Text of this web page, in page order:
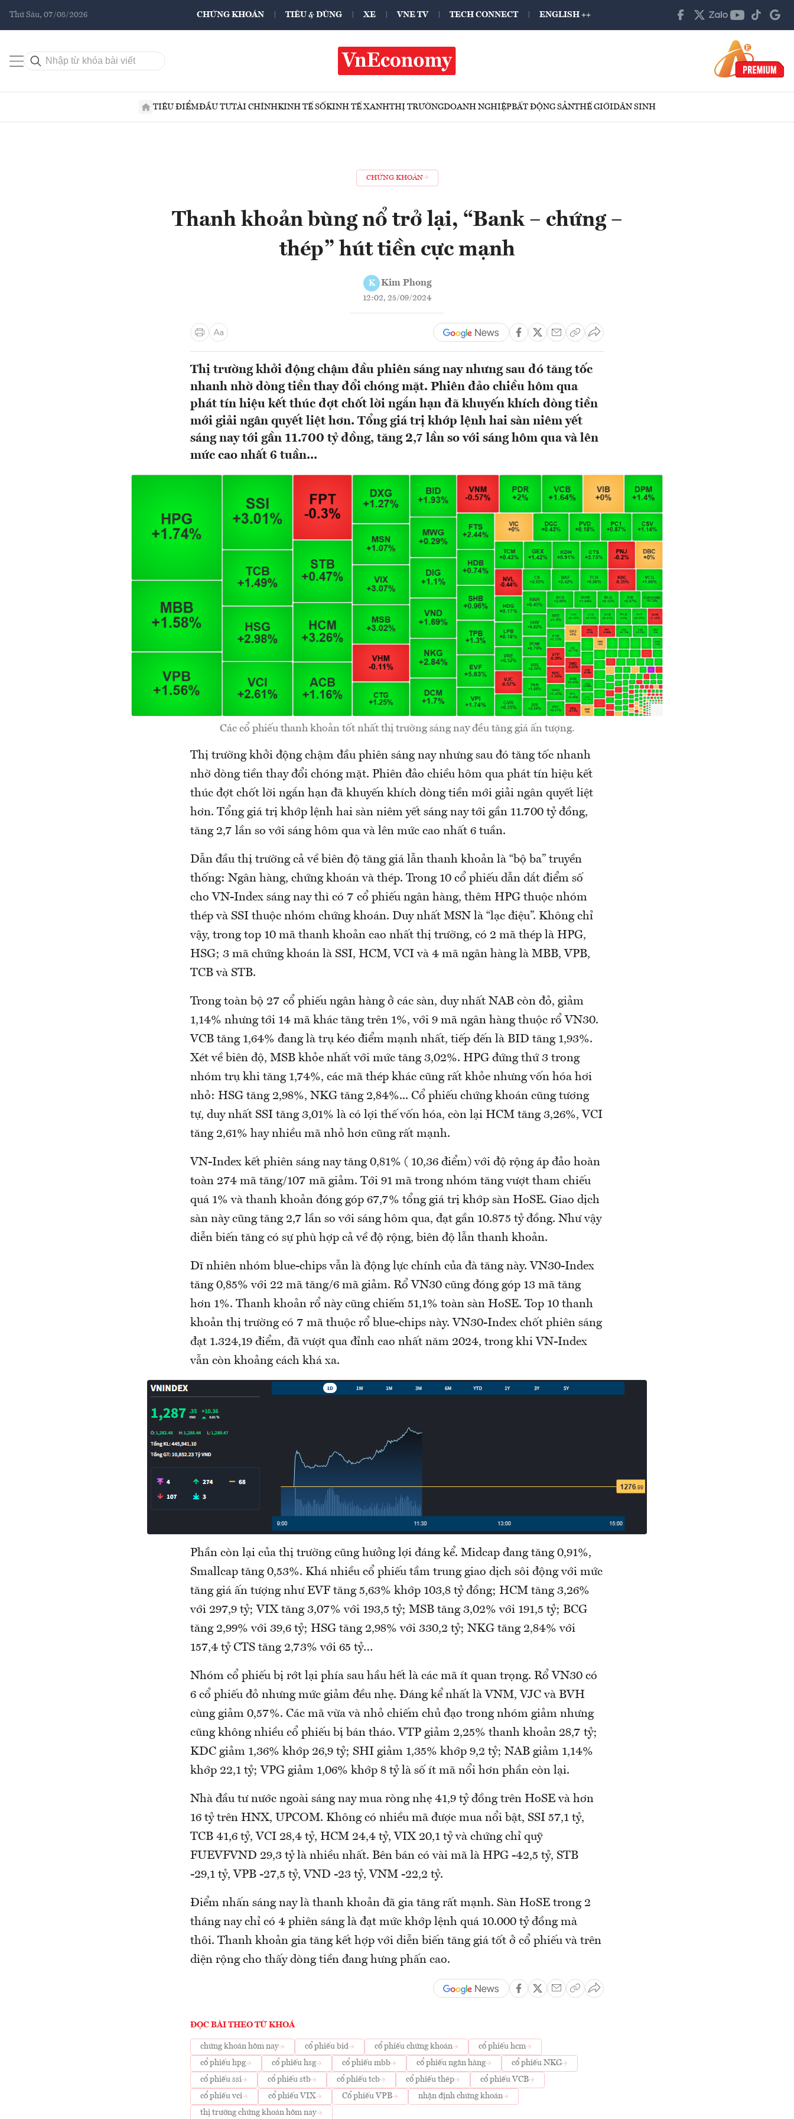
Thứ Sáu, 07/08/2026 CHỨNG KHOÁN TIÊU & DÙNG XE VNE TV TECH CONNECT ENGLISH ++
TIÊU ĐIỂMĐẦU TƯTÀI CHÍNHKINH TẾ SỐKINH TẾ XANHTHỊ TRƯỜNGDOANH NGHIỆPBẤT ĐỘNG SẢNTHẾ GIỚIDÂN SINH
CHỨNG KHOÁN
Thanh khoản bùng nổ trở lại, “Bank – chứng –
thép” hút tiền cực mạnh
K Kim Phong
12:02, 25/09/2024
Thị trường khởi động chậm đầu phiên sáng nay nhưng sau đó tăng tốc
nhanh nhờ dòng tiền thay đổi chóng mặt. Phiên đảo chiều hôm qua
phát tín hiệu kết thúc đợt chốt lời ngắn hạn đã khuyến khích dòng tiền
mới giải ngân quyết liệt hơn. Tổng giá trị khớp lệnh hai sàn niêm yết
sáng nay tới gần 11.700 tỷ đồng, tăng 2,7 lần so với sáng hôm qua và lên
mức cao nhất 6 tuần...
Các cổ phiếu thanh khoản tốt nhất thị trường sáng nay đều tăng giá ấn tượng.
Thị trường khởi động chậm đầu phiên sáng nay nhưng sau đó tăng tốc nhanh
nhờ dòng tiền thay đổi chóng mặt. Phiên đảo chiều hôm qua phát tín hiệu kết
thúc đợt chốt lời ngắn hạn đã khuyến khích dòng tiền mới giải ngân quyết liệt
hơn. Tổng giá trị khớp lệnh hai sàn niêm yết sáng nay tới gần 11.700 tỷ đồng,
tăng 2,7 lần so với sáng hôm qua và lên mức cao nhất 6 tuần.
Dẫn đầu thị trường cả về biên độ tăng giá lẫn thanh khoản là “bộ ba” truyền
thống: Ngân hàng, chứng khoán và thép. Trong 10 cổ phiếu dẫn dắt điểm số
cho VN-Index sáng nay thì có 7 cổ phiếu ngân hàng, thêm HPG thuộc nhóm
thép và SSI thuộc nhóm chứng khoán. Duy nhất MSN là “lạc điệu”. Không chỉ
vậy, trong top 10 mã thanh khoản cao nhất thị trường, có 2 mã thép là HPG,
HSG; 3 mã chứng khoán là SSI, HCM, VCI và 4 mã ngân hàng là MBB, VPB,
TCB và STB.
Trong toàn bộ 27 cổ phiếu ngân hàng ở các sàn, duy nhất NAB còn đỏ, giảm
1,14% nhưng tới 14 mã khác tăng trên 1%, với 9 mã ngân hàng thuộc rổ VN30.
VCB tăng 1,64% đang là trụ kéo điểm mạnh nhất, tiếp đến là BID tăng 1,93%.
Xét về biên độ, MSB khỏe nhất với mức tăng 3,02%. HPG đứng thứ 3 trong
nhóm trụ khi tăng 1,74%, các mã thép khác cũng rất khỏe nhưng vốn hóa hơi
nhỏ: HSG tăng 2,98%, NKG tăng 2,84%... Cổ phiếu chứng khoán cũng tương
tự, duy nhất SSI tăng 3,01% là có lợi thế vốn hóa, còn lại HCM tăng 3,26%, VCI
tăng 2,61% hay nhiều mã nhỏ hơn cũng rất mạnh.
VN-Index kết phiên sáng nay tăng 0,81% ( 10,36 điểm) với độ rộng áp đảo hoàn
toàn 274 mã tăng/107 mã giảm. Tới 91 mã trong nhóm tăng vượt tham chiếu
quá 1% và thanh khoản đóng góp 67,7% tổng giá trị khớp sàn HoSE. Giao dịch
sàn này cũng tăng 2,7 lần so với sáng hôm qua, đạt gần 10.875 tỷ đồng. Như vậy
diễn biến tăng có sự phù hợp cả về độ rộng, biên độ lẫn thanh khoản.
Dĩ nhiên nhóm blue-chips vẫn là động lực chính của đà tăng này. VN30-Index
tăng 0,85% với 22 mã tăng/6 mã giảm. Rổ VN30 cũng đóng góp 13 mã tăng
hơn 1%. Thanh khoản rổ này cũng chiếm 51,1% toàn sàn HoSE. Top 10 thanh
khoản thị trường có 7 mã thuộc rổ blue-chips này. VN30-Index chốt phiên sáng
đạt 1.324,19 điểm, đã vượt qua đỉnh cao nhất năm 2024, trong khi VN-Index
vẫn còn khoảng cách khá xa.
Phần còn lại của thị trường cũng hưởng lợi đáng kể. Midcap đang tăng 0,91%,
Smallcap tăng 0,53%. Khá nhiều cổ phiếu tầm trung giao dịch sôi động với mức
tăng giá ấn tượng như EVF tăng 5,63% khớp 103,8 tỷ đồng; HCM tăng 3,26%
với 297,9 tỷ; VIX tăng 3,07% với 193,5 tỷ; MSB tăng 3,02% với 191,5 tỷ; BCG
tăng 2,99% với 39,6 tỷ; HSG tăng 2,98% với 330,2 tỷ; NKG tăng 2,84% với
157,4 tỷ CTS tăng 2,73% với 65 tỷ…
Nhóm cổ phiếu bị rớt lại phía sau hầu hết là các mã ít quan trọng. Rổ VN30 có
6 cổ phiếu đỏ nhưng mức giảm đều nhẹ. Đáng kể nhất là VNM, VJC và BVH
cùng giảm 0,57%. Các mã vừa và nhỏ chiếm chủ đạo trong nhóm giảm nhưng
cũng không nhiều cổ phiếu bị bán tháo. VTP giảm 2,25% thanh khoản 28,7 tỷ;
KDC giảm 1,36% khớp 26,9 tỷ; SHI giảm 1,35% khớp 9,2 tỷ; NAB giảm 1,14%
khớp 22,1 tỷ; VPG giảm 1,06% khớp 8 tỷ là số ít mã nổi hơn phần còn lại.
Nhà đầu tư nước ngoài sáng nay mua ròng nhẹ 41,9 tỷ đồng trên HoSE và hơn
16 tỷ trên HNX, UPCOM. Không có nhiều mã được mua nổi bật, SSI 57,1 tỷ,
TCB 41,6 tỷ, VCI 28,4 tỷ, HCM 24,4 tỷ, VIX 20,1 tỷ và chứng chỉ quỹ
FUEVFVND 29,3 tỷ là nhiều nhất. Bên bán có vài mã là HPG -42,5 tỷ, STB
-29,1 tỷ, VPB -27,5 tỷ, VND -23 tỷ, VNM -22,2 tỷ.
Điểm nhấn sáng nay là thanh khoản đã gia tăng rất mạnh. Sàn HoSE trong 2
tháng nay chỉ có 4 phiên sáng là đạt mức khớp lệnh quá 10.000 tỷ đồng mà
thôi. Thanh khoản gia tăng kết hợp với diễn biến tăng giá tốt ở cổ phiếu và trên
diện rộng cho thấy dòng tiền đang hưng phấn cao.
ĐỌC BÀI THEO TỪ KHOÁ
chứng khoán hôm nay cổ phiếu bid cổ phiếu chứng khoán
cổ phiếu hcm
cổ phiếu hpg
cổ phiếu hsg cổ phiếu mbb cổ phiếu ngân hàng
cổ phiếu NKG
cổ phiếu ssi
cổ phiếu stb cổ phiếu tcb cổ phiếu thép
cổ phiếu VCB
cổ phiếu vci
cổ phiếu VIX Cổ phiếu VPB
nhận định chứng khoán
thị trường chứng khoán hôm nay